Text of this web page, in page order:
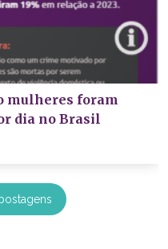
mulheres foram
dia no Brasil